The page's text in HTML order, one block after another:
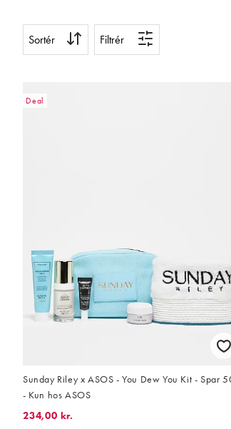
Sortér Filtrér
Deal
Sunday Riley x ASOS - You Dew You Kit - Spar
- Kun hos ASOS
234,00 kr.